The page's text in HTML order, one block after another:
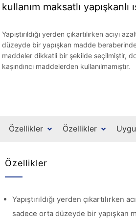
kullanım maksatlı yapışkanlı
Yapıştırıldığı yerden çıkartılırken acıyı
düzeyde bir yapışkan madde beraberinde
maddeler dikkatli bir şekilde seçilmiştir,
kaşındırıcı maddelerden kullanılmamıştır.
Özellikler Özellikler
Özellikler
Yapıştırıldığı yerden çıkartılırken
sadece orta düzeyde bir yapışkan